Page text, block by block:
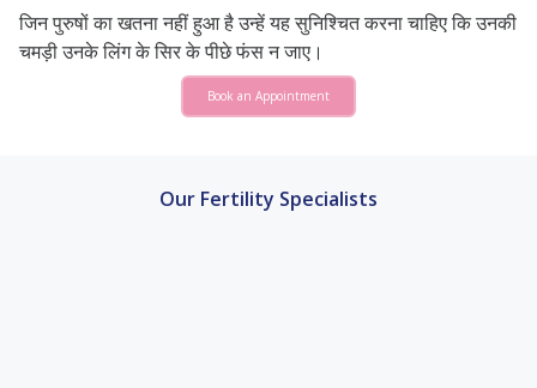
जिन पुरुषों का खतना नहीं हुआ है उन्हें यह सुनिश्चित करना चाहिए कि उनकी
चमड़ी उनके लिंग के सिर के पीछे फंस न जाए।
Book an Appointment
Our Fertility Specialists